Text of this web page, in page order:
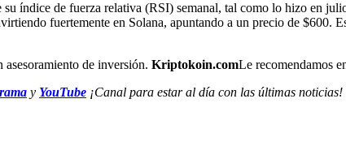
índice de fuerza relativa (RSI) semanal, tal como lo hizo en
fuertemente en Solana, apuntando a un precio de $600.
de inversión. Kriptokoin.comLe recomendamos
y YouTube ¡Canal para estar al día con las últimas noticias!